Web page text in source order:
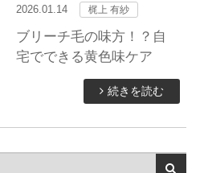
2026.01.14 梶上 有紗
ブリーチ毛の味方！？自
宅でできる黄色味ケア
続きを読む